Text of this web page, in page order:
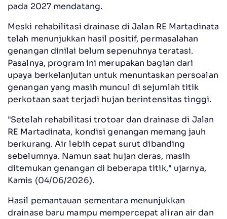
pada 2027 mendatang.
Meski rehabilitasi drainase di Jalan RE Martadinata
telah menunjukkan hasil positif, permasalahan
genangan dinilai belum sepenuhnya teratasi.
Pasalnya, program ini merupakan bagian dari
upaya berkelanjutan untuk menuntaskan persoalan
genangan yang masih muncul di sejumlah titik
perkotaan saat terjadi hujan berintensitas tinggi.
"Setelah rehabilitasi trotoar dan drainase di Jalan
RE Martadinata, kondisi genangan memang jauh
berkurang. Air lebih cepat surut dibanding
sebelumnya. Namun saat hujan deras, masih
ditemukan genangan di beberapa titik," ujarnya,
Kamis (04/06/2026).
Hasil pemantauan sementara menunjukkan
drainase baru mampu mempercepat aliran air dan